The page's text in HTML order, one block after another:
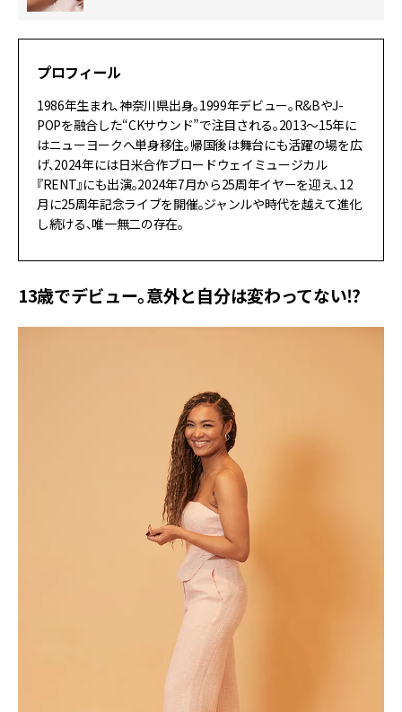
プロフィール
1986年生まれ、神奈川県出身。1999年デビュー。R&BやJ-
POPを融合した“CKサウンド”で注目される。2013〜15年に
はニューヨークへ単身移住。帰国後は舞台にも活躍の場を広
げ、2024年には日米合作ブロードウェイミュージカル
『RENT』にも出演。2024年7月から25周年イヤーを迎え、12
月に25周年記念ライブを開催。ジャンルや時代を越えて進化
し続ける、唯一無二の存在。
13歳でデビュー。意外と自分は変わってない⁉